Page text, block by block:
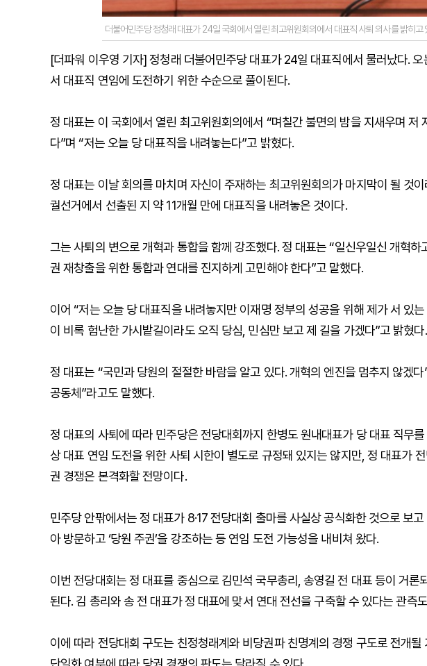
더불어민주당 정청래 대표가 24일 국회에서 열린 최고위원회의에서 대표직 사퇴 의사를 밝히고
[더파워 이우영 기자] 정청래 더불어민주당 대표가 24일 대표직에서 물러났다.
서 대표직 연임에 도전하기 위한 수순으로 풀이된다.
정 대표는 이 국회에서 열린 최고위원회의에서 “며칠간 불면의 밤을 지새우며 저
다”며 “저는 오늘 당 대표직을 내려놓는다”고 밝혔다.
정 대표는 이날 회의를 마치며 자신이 주재하는 최고위원회의가 마지막이 될 것
궐선거에서 선출된 지 약 11개월 만에 대표직을 내려놓은 것이다.
그는 사퇴의 변으로 개혁과 통합을 함께 강조했다. 정 대표는 “일신우일신 개혁하
권 재창출을 위한 통합과 연대를 진지하게 고민해야 한다”고 말했다.
이어 “저는 오늘 당 대표직을 내려놓지만 이재명 정부의 성공을 위해 제가 서 있
이 비록 험난한 가시밭길이라도 오직 당심, 민심만 보고 제 길을 가겠다”고 밝혔다.
정 대표는 “국민과 당원의 절절한 바람을 알고 있다. 개혁의 엔진을 멈추지 않겠
공동체”라고도 말했다.
정 대표의 사퇴에 따라 민주당은 전당대회까지 한병도 원내대표가 당 대표 직무
상 대표 연임 도전을 위한 사퇴 시한이 별도로 규정돼 있지는 않지만, 정 대표가
권 경쟁은 본격화할 전망이다.
민주당 안팎에서는 정 대표가 8·17 전당대회 출마를 사실상 공식화한 것으로 보
아 방문하고 ‘당원 주권’을 강조하는 등 연임 도전 가능성을 내비쳐 왔다.
이번 전당대회는 정 대표를 중심으로 김민석 국무총리, 송영길 전 대표 등이 거론
된다. 김 총리와 송 전 대표가 정 대표에 맞서 연대 전선을 구축할 수 있다는 관측
이에 따라 전당대회 구도는 친정청래계와 비당권파 친명계의 경쟁 구도로 전개